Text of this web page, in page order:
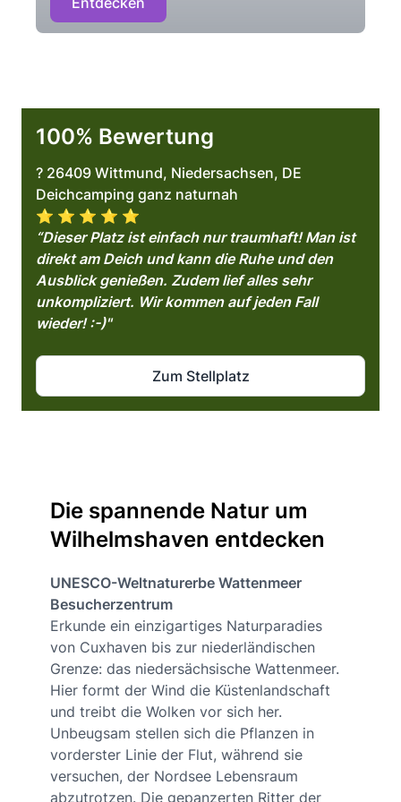
100% Bewertung
? 26409 Wittmund, Niedersachsen, DE
Deichcamping ganz naturnah
⭐️ ⭐️ ⭐️ ⭐️ ⭐️
“Dieser Platz ist einfach nur traumhaft! Man ist
direkt am Deich und kann die Ruhe und den
Ausblick genießen. Zudem lief alles sehr
unkompliziert. Wir kommen auf jeden Fall
wieder! :-)"
Zum Stellplatz
Die spannende Natur um
Wilhelmshaven entdecken
UNESCO-Weltnaturerbe Wattenmeer
Besucherzentrum
Erkunde ein einzigartiges Naturparadies
von Cuxhaven bis zur niederländischen
Grenze: das niedersächsische Wattenmeer.
Hier formt der Wind die Küstenlandschaft
und treibt die Wolken vor sich her.
Unbeugsam stellen sich die Pflanzen in
vorderster Linie der Flut, während sie
versuchen, der Nordsee Lebensraum
abzutrotzen. Die gepanzerten Ritter der